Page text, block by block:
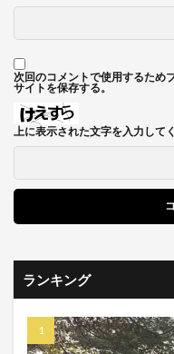
次回のコメントで使用するため
サイトを保存する。
上に表示された文字を入力して
ランキング